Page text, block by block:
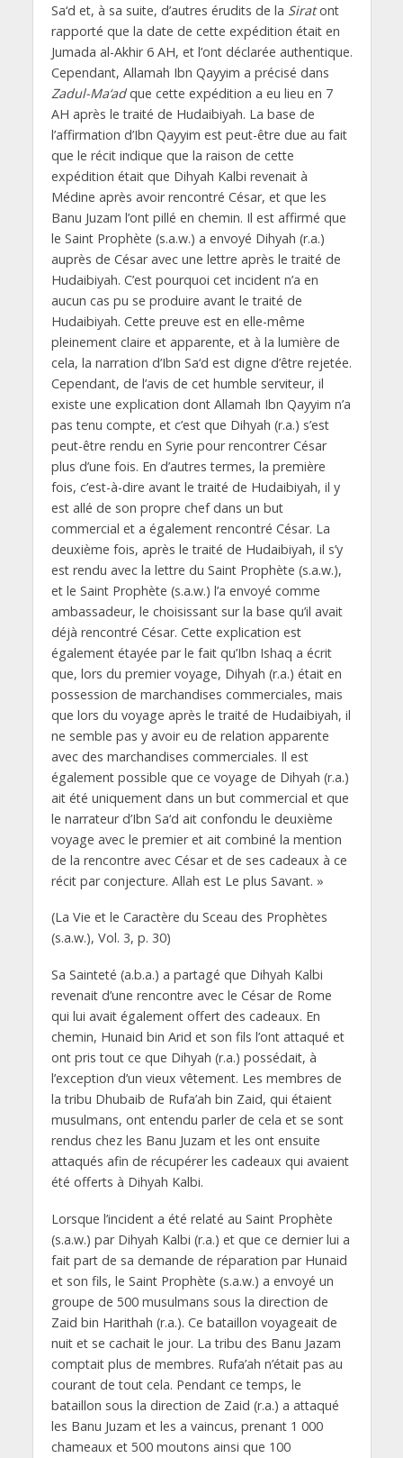
Sa‘d et, à sa suite, d’autres érudits de la Siratont
rapporté que la date de cette expédition était en
Jumada al-Akhir 6 AH, et l’ont déclarée authentique.
Cependant, Allamah Ibn Qayyim a précisé dans
Zadul-Ma‘adque cette expédition a eu lieu en 7
AH après le traité de Hudaibiyah. La base de
l’affirmation d’Ibn Qayyim est peut-être due au fait
que le récit indique que la raison de cette
expédition était que Dihyah Kalbi revenait à
Médine après avoir rencontré César, et que les
Banu Juzam l’ont pillé en chemin. Il est affirmé que
le Saint Prophète (s.a.w.) a envoyé Dihyah (r.a.)
auprès de César avec une lettre après le traité de
Hudaibiyah. C’est pourquoi cet incident n’a en
aucun cas pu se produire avant le traité de
Hudaibiyah. Cette preuve est en elle-même
pleinement claire et apparente, et à la lumière de
cela, la narration d’Ibn Sa‘d est digne d’être rejetée.
Cependant, de l’avis de cet humble serviteur, il
existe une explication dont Allamah Ibn Qayyim n’a
pas tenu compte, et c’est que Dihyah (r.a.) s’est
peut-être rendu en Syrie pour rencontrer César
plus d’une fois. En d’autres termes, la première
fois, c’est-à-dire avant le traité de Hudaibiyah, il y
est allé de son propre chef dans un but
commercial et a également rencontré César. La
deuxième fois, après le traité de Hudaibiyah, il s’y
est rendu avec la lettre du Saint Prophète (s.a.w.),
et le Saint Prophète (s.a.w.) l’a envoyé comme
ambassadeur, le choisissant sur la base qu’il avait
déjà rencontré César. Cette explication est
également étayée par le fait qu’Ibn Ishaq a écrit
que, lors du premier voyage, Dihyah (r.a.) était en
possession de marchandises commerciales, mais
que lors du voyage après le traité de Hudaibiyah, il
ne semble pas y avoir eu de relation apparente
avec des marchandises commerciales. Il est
également possible que ce voyage de Dihyah (r.a.)
ait été uniquement dans un but commercial et que
le narrateur d’Ibn Sa‘d ait confondu le deuxième
voyage avec le premier et ait combiné la mention
de la rencontre avec César et de ses cadeaux à ce
récit par conjecture. Allah est Le plus Savant. »
(La Vie et le Caractère du Sceau des Prophètes
(s.a.w.), Vol. 3, p. 30)
Sa Sainteté (a.b.a.) a partagé que Dihyah Kalbi
revenait d’une rencontre avec le César de Rome
qui lui avait également offert des cadeaux. En
chemin, Hunaid bin Arid et son fils l’ont attaqué et
ont pris tout ce que Dihyah (r.a.) possédait, à
l’exception d’un vieux vêtement. Les membres de
la tribu Dhubaib de Rufa’ah bin Zaid, qui étaient
musulmans, ont entendu parler de cela et se sont
rendus chez les Banu Juzam et les ont ensuite
attaqués afin de récupérer les cadeaux qui avaient
été offerts à Dihyah Kalbi.
Lorsque l’incident a été relaté au Saint Prophète
(s.a.w.) par Dihyah Kalbi (r.a.) et que ce dernier lui a
fait part de sa demande de réparation par Hunaid
et son fils, le Saint Prophète (s.a.w.) a envoyé un
groupe de 500 musulmans sous la direction de
Zaid bin Harithah (r.a.). Ce bataillon voyageait de
nuit et se cachait le jour. La tribu des Banu Jazam
comptait plus de membres. Rufa’ah n’était pas au
courant de tout cela. Pendant ce temps, le
bataillon sous la direction de Zaid (r.a.) a attaqué
les Banu Juzam et les a vaincus, prenant 1 000
chameaux et 500 moutons ainsi que 100